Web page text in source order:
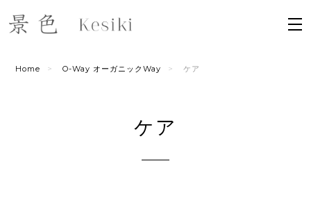
Home O-Way オーガニックWay ケア
ケア